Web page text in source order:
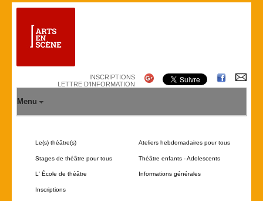
INSCRIPTIONS
LETTRE D'INFORMATION
Menu
Le(s) théâtre(s) Ateliers hebdomadaires pour tous
Stages de théâtre pour tous Théâtre enfants - Adolescents
L' École de théâtre Informations générales
Inscriptions